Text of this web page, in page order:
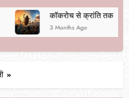
कॉकरोच से क्रांति तक
3 Months Ago